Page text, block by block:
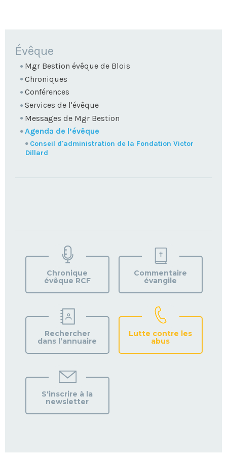
NAVIGATION
Évêque
Mgr Bestion évêque de Blois
Chroniques
Conférences
Services de l'évêque
Messages de Mgr Bestion
Agenda de l’évêque
Conseil d'administration de la Fondation Victor
Dillard
VOTRE
PAROISSE
Chronique
évêque RCF
Commentaire
évangile
Rechercher
dans l’annuaire
Lutte contre les
abus
S'inscrire à la
newsletter